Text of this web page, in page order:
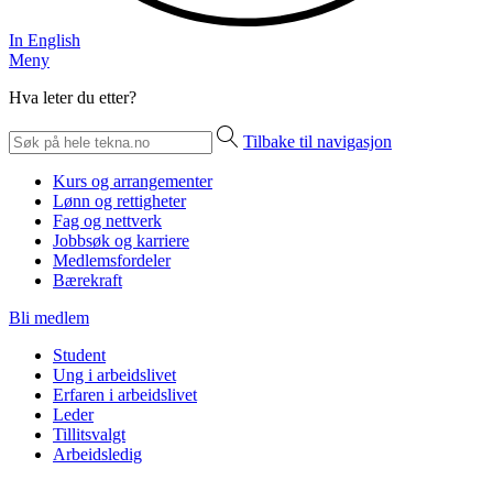
In English
Meny
Hva leter du etter?
Tilbake til navigasjon
Kurs og arrangementer
Lønn og rettigheter
Fag og nettverk
Jobbsøk og karriere
Medlemsfordeler
Bærekraft
Bli medlem
Student
Ung i arbeidslivet
Erfaren i arbeidslivet
Leder
Tillitsvalgt
Arbeidsledig